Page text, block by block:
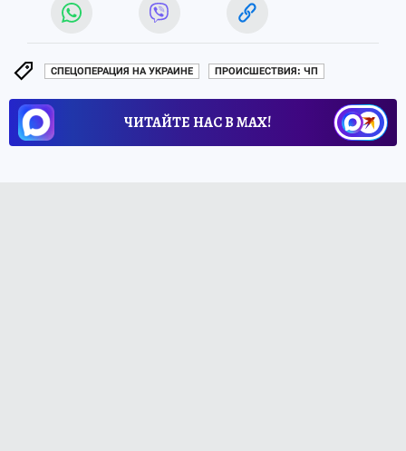
СПЕЦОПЕРАЦИЯ НА УКРАИНЕ ПРОИСШЕСТВИЯ: ЧП
ЧИТАЙТЕ НАС В МАХ!